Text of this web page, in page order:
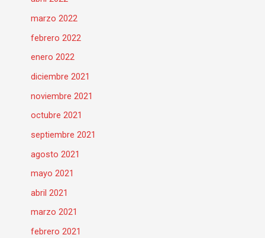
marzo 2022
febrero 2022
enero 2022
diciembre 2021
noviembre 2021
octubre 2021
septiembre 2021
agosto 2021
mayo 2021
abril 2021
marzo 2021
febrero 2021